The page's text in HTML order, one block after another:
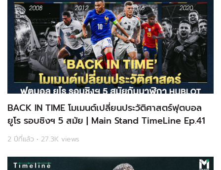
BACK IN TIME โมเมนต์เปลี่ยนประวัติศาสตร์ฟุตบอล
ยูโร รอบชิงฯ 5 สมัย | Main Stand TimeLine Ep.41
2 ปีที่แล้ว • 27.3K views